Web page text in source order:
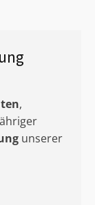
,
unserer